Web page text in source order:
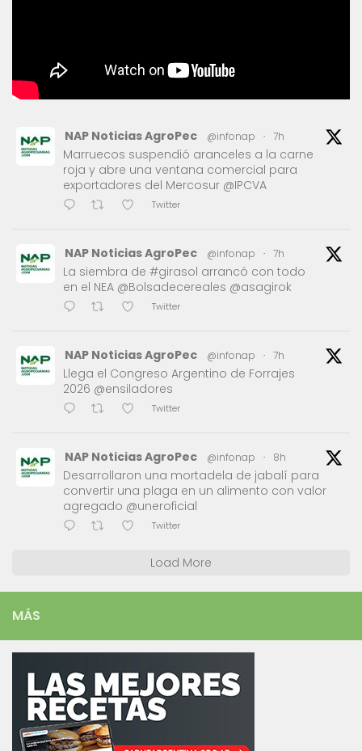
NAP Noticias AgroPec @infonap · 7h
Marruecos suspendió aranceles a la carne
roja y abre una ventana comercial para
exportadores del Mercosur @IPCVA
Twitter
NAP Noticias AgroPec @infonap · 7h
La siembra de #girasol arrancó con todo
en el NEA @Bolsadecereales @asagirok
Twitter
NAP Noticias AgroPec @infonap · 7h
Llega el Congreso Argentino de Forrajes
2026 @ensiladores
Twitter
NAP Noticias AgroPec @infonap · 8h
Desarrollaron una mortadela de jabalí para
convertir una plaga en un alimento con valor
agregado @uneroficial
Twitter
Load More
MÁS